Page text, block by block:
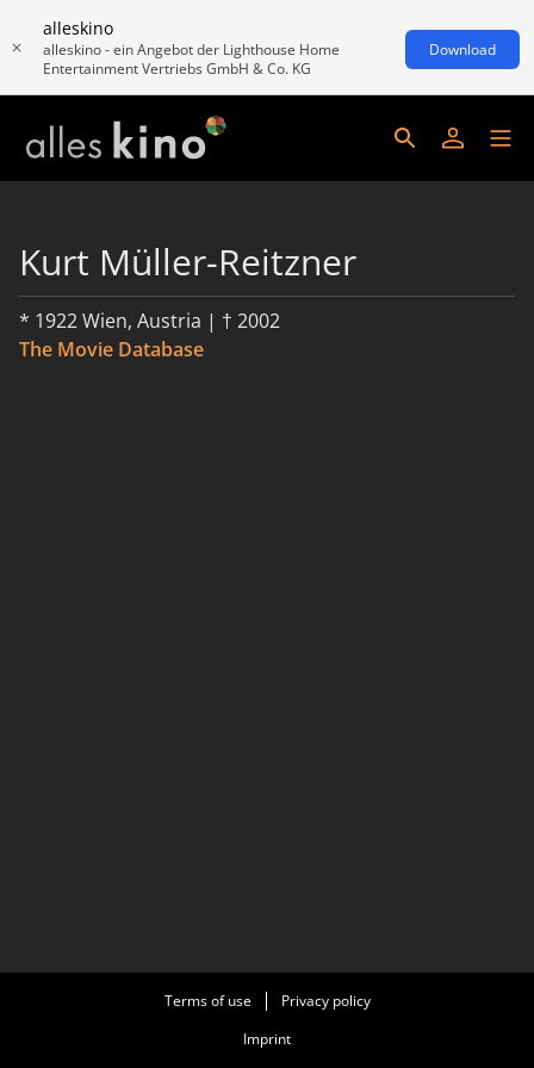
alleskino
alleskino - ein Angebot der Lighthouse Home
Entertainment Vertriebs GmbH & Co. KG
Download
Kurt Müller-Reitzner
* 1922 Wien, Austria | † 2002
The Movie Database
Terms of use
Privacy policy
Imprint